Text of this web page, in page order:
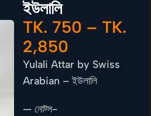
ইউলালি
TK. 750 – TK.
2,850
Yulali Attar by Swiss
Arabian – ইউলালি
— নোট্স-